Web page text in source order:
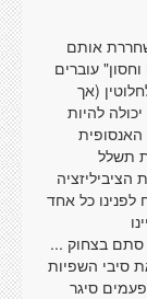
אותם
עוברים
(אך
להיות
תשלל
כל אחד
סתם בצחוק ...
סיבי השפיות
סיגר